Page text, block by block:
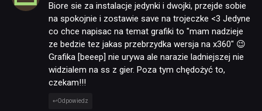
Biore sie za instalacje jedynki i dwojki, przejde sobie
na spokojnie i zostawie save na trojeczke <3 Jedyne
co chce napisac na temat grafiki to "mam nadzieje
ze bedzie tez jakas przebrzydka wersja na x360" 😉
Grafika [beeep] nie urywa ale narazie ladniejszej nie
widzialem na ss z gier. Poza tym chędożyć to,
czekam!!!
Odpowiedz